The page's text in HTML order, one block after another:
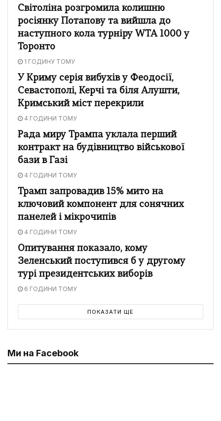
Світоліна розгромила колишню
росіянку Потапову та вийшла до
наступного кола турніру WTA 1000 у
Торонто
1 ГОДИНУ ТОМУ
У Криму серія вибухів у Феодосії,
Севастополі, Керчі та біля Алушти,
Кримський міст перекрили
4 ГОДИНИ ТОМУ
Рада миру Трампа уклала перший
контракт на будівництво військової
бази в Газі
4 ГОДИНИ ТОМУ
Трамп запровадив 15% мито на
ключовий компонент для сонячних
панелей і мікрочипів
4 ГОДИНИ ТОМУ
Опитування показало, кому
Зеленський поступився б у другому
турі президентських виборів
6 ГОДИНИ ТОМУ
ПОКАЗАТИ ЩЕ
Ми на Facebook